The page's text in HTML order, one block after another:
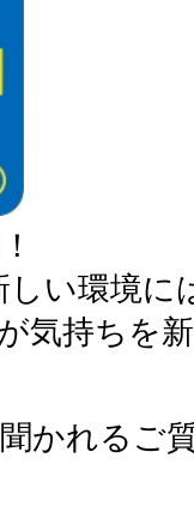
しい環境に
気持ちを
かれるご